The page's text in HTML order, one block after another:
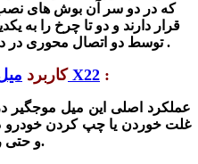
که در دو سر آن بوش های
قرار دارند و دو تا چرخ را به
توسط دو اتصال محوری در دو سمت به شاسی متصل می شود .
کاربردمیل موجگیرعقب اصلی ام وی ام X22 :
عملکرد اصلی این میل موجگیر
غلت خوردن یا چپ کردن
و حتی رانندگی در جاده های ناهموار است.